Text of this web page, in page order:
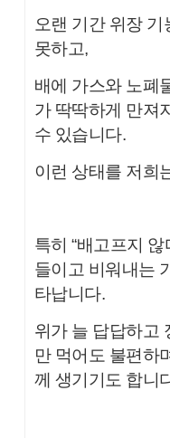
오랜 기간 위장
못하고,
배에 가스와 노폐
가 딱딱하게 만져
수 있습니다.
이런 상태를 저희
특히 “배고프지
들이고 비워내는
타납니다.
위가 늘 답답하고
만 먹어도 불편하
께 생기기도 합니